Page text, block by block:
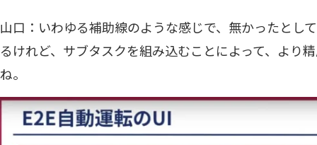
山口：いわゆる補助線のような感じで、無かったとし
るけれど、サブタスクを組み込むことによって、より
ね。